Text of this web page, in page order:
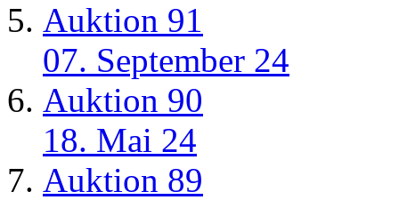
Auktion 91
07. September 24
Auktion 90
18. Mai 24
Auktion 89